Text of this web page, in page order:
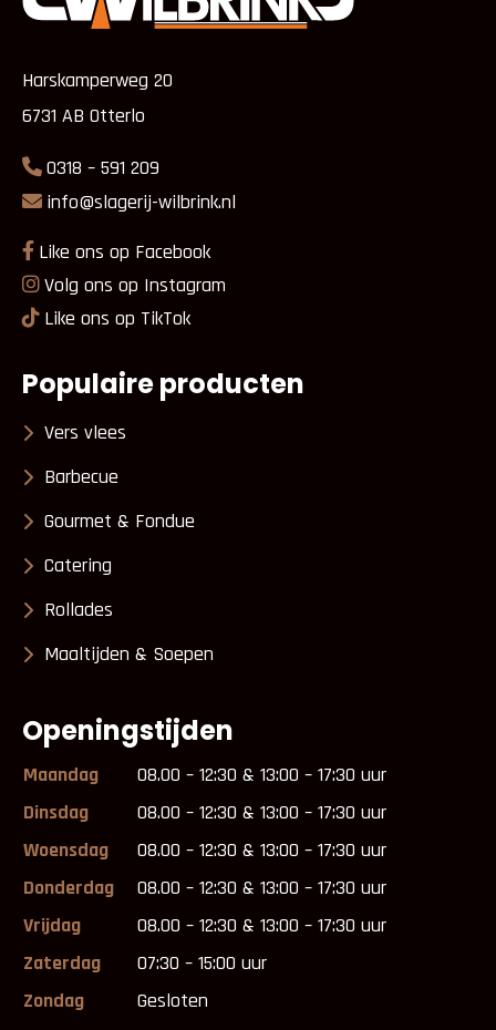
Harskamperweg 20
6731 AB Otterlo
0318 – 591 209
info@slagerij-wilbrink.nl
Like ons op Facebook
Volg ons op Instagram
Like ons op TikTok
Populaire producten
Vers vlees
Barbecue
Gourmet & Fondue
Catering
Rollades
Maaltijden & Soepen
Openingstijden
Maandag
08.00 – 12:30 & 13:00 – 17:30 uur
Dinsdag
08.00 – 12:30 & 13:00 – 17:30 uur
Woensdag
08.00 – 12:30 & 13:00 – 17:30 uur
Donderdag
08.00 – 12:30 & 13:00 – 17:30 uur
Vrijdag
08.00 – 12:30 & 13:00 – 17:30 uur
Zaterdag
07:30 – 15:00 uur
Zondag
Gesloten